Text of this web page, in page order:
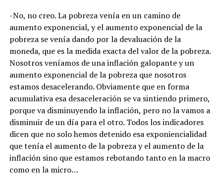
-No, no creo. La pobreza venía en un camino de
aumento exponencial, y el aumento exponencial de la
pobreza se venía dando por la devaluación de la
moneda, que es la medida exacta del valor de la pobreza.
Nosotros veníamos de una inflación galopante y un
aumento exponencial de la pobreza que nosotros
estamos desacelerando. Obviamente que en forma
acumulativa esa desaceleración se va sintiendo primero,
porque va disminuyendo la inflación, pero no la vamos a
disminuir de un día para el otro. Todos los indicadores
dicen que no solo hemos detenido esa exponiencialidad
que tenía el aumento de la pobreza y el aumento de la
inflación sino que estamos rebotando tanto en la macro
como en la micro…